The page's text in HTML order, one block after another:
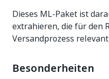
Dieses ML-Paket ist
extrahieren, die für den
Versandprozess
Besonderheiten